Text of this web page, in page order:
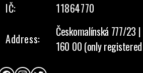
IČ:
11864770
Address:
Českomalínská 777/23
160 00 (only